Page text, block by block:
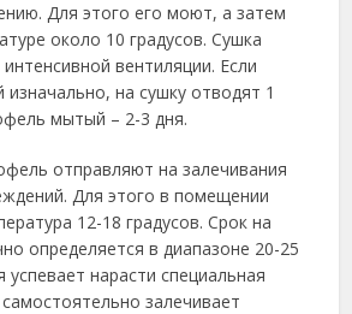
Для этого его моют, а затем
около 10 градусов. Сушка
вентиляции. Если
на сушку отводят 1
мытый – 2-3 дня.
отправляют на залечивания
Для этого в помещении
12-18 градусов. Срок на
определяется в диапазоне 20-25
успевает нарасти специальная
залечивает